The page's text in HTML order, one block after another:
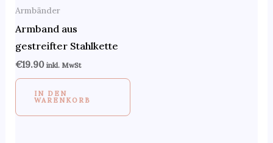
Armbänder
Armband aus
gestreifter Stahlkette
€19.90 inkl. MwSt
IN DEN
WARENKORB